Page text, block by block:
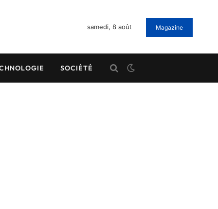
samedi, 8 août Magazine
SOCIÉTÉ